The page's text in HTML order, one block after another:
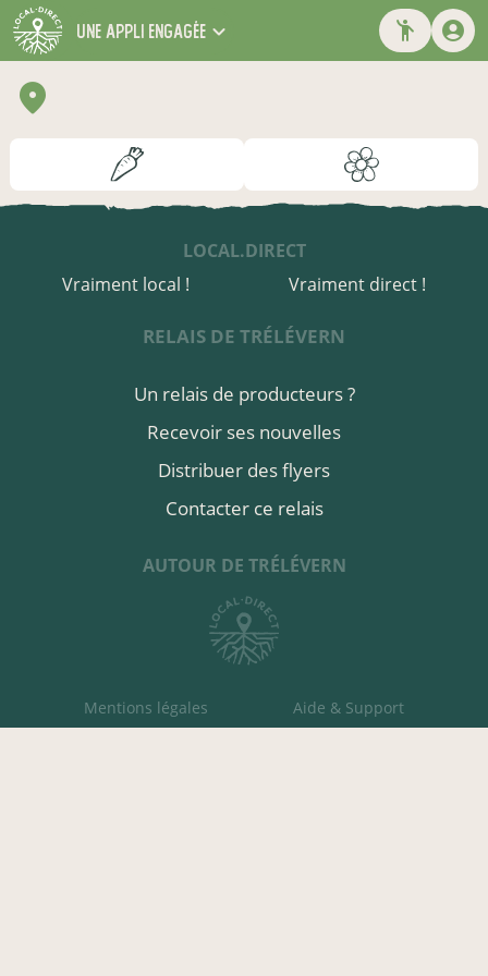
une appli engagée
LOCAL.DIRECT
Vraiment local !
Vraiment direct !
RELAIS DE TRÉLÉVERN
Un relais de producteurs ?
Recevoir ses nouvelles
Distribuer des flyers
Contacter ce relais
AUTOUR DE TRÉLÉVERN
Mentions légales Aide & Support